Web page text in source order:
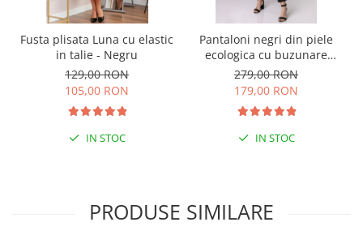
Fusta plisata Luna cu elastic
in talie - Negru
129,00 RON
105,00 RON
IN STOC
Pantaloni negri din piele
ecologica cu buzunare
functionale
279,00 RON
179,00 RON
IN STOC
PRODUSE SIMILARE